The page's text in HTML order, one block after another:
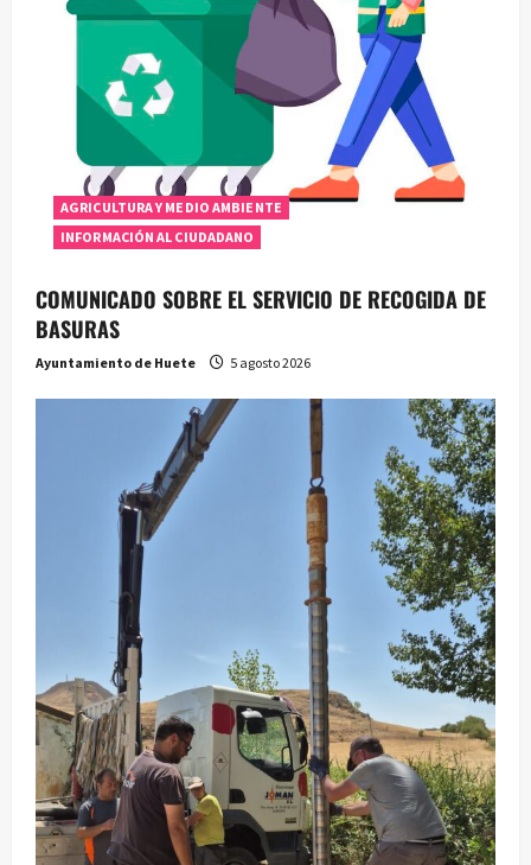
AGRICULTURA Y MEDIO AMBIENTE
INFORMACIÓN AL CIUDADANO
COMUNICADO SOBRE EL SERVICIO DE RECOGIDA DE
BASURAS
Ayuntamiento de Huete 5 agosto 2026